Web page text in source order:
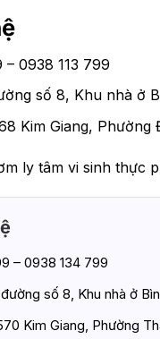
0938 113 799
số 8, Khu nhà ở
Kim Giang,
ly tâm vi sinh thực
– 0938 134 799
đường số 8, Khu nhà ở
Kim Giang, Phường